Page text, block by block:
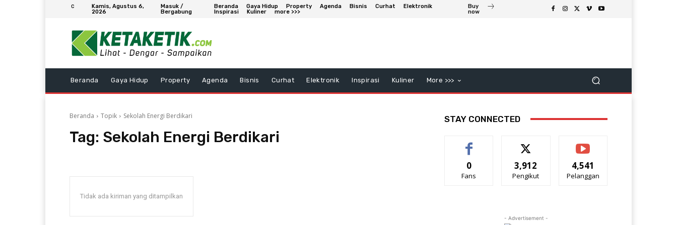
C
Kamis, Agustus 6,
2026
Masuk /
Bergabung
Beranda Gaya Hidup Property Agenda Bisnis Curhat
Elektronik
Inspirasi
Kuliner more >>>
Buy
now
Beranda Gaya Hidup Property Agenda Bisnis Curhat Elektronik Inspirasi Kuliner More >>>
Beranda Topik Sekolah Energi Berdikari
Tag: Sekolah Energi Berdikari
Tidak ada kiriman yang ditampilkan
STAY CONNECTED
0
Fans
3,912
Pengikut
4,541
Pelanggan
- Advertisement -